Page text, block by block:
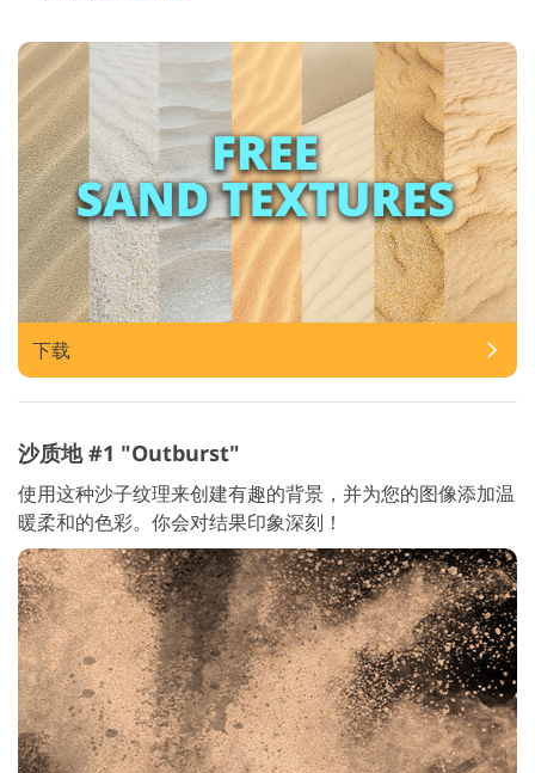
下载
沙质地 #1 "Outburst"
使用这种沙子纹理来创建有趣的背景，并为您的图像添加温
暖柔和的色彩。你会对结果印象深刻！